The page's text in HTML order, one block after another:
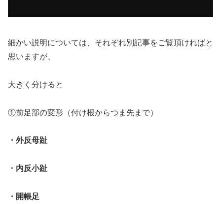
細かい説明については、それぞれ別記事をご覧頂ければと
思いますが、
大きく分けると
①前足部の変形（付け根からつま先まで）
・外反母趾
・内反小趾
・開帳足